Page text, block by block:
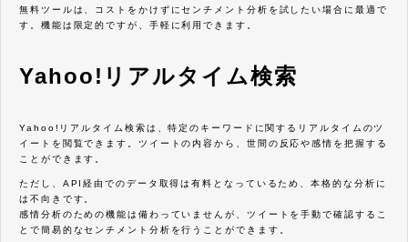
無料ツールは、コストをかけずにセンチメント分析を試したい場合に最適で
す。機能は限定的ですが、手軽に利用できます。
Yahoo!リアルタイム検索
Yahoo!リアルタイム検索は、特定のキーワードに関するリアルタイムのツ
イートを閲覧できます。ツイートの内容から、世間の反応や感情を把握する
ことができます。
ただし、API経由でのデータ取得は有料となっているため、本格的な分析に
は不向きです。
感情分析のための機能は備わっていませんが、ツイートを手動で確認するこ
とで簡易的なセンチメント分析を行うことができます。